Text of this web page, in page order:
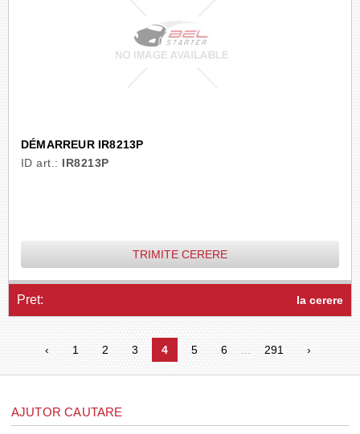
DÉMARREUR IR8213P
ID art.: IR8213P
TRIMITE CERERE
Pret: la cerere
‹ 1 2 3 4 5 6 291 ›
AJUTOR CAUTARE